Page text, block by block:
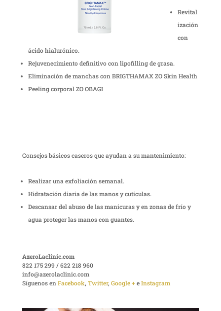
Revital
ización
con
ácido hialurónico.
Rejuvenecimiento definitivo con lipofilling de grasa.
Eliminación de manchas con BRIGTHAMAX ZO Skin Health
Peeling corporal ZO OBAGI
Consejos básicos caseros que ayudan a su mantenimiento:
Realizar una exfoliación semanal.
Hidratación diaria de las manos y cutículas.
Descansar del abuso de las manicuras y en zonas de frío y
agua proteger las manos con guantes.
AzeroLaclinic.com
822 175 299 / 622 218 960
info@azerolaclinic.com
Síguenos enFacebook, Twitter, Google +eInstagram